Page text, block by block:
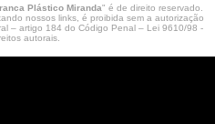
Plástico Miranda" é de direito reservado.
nossos links, é proibida sem a autorização
– artigo 184 do Código Penal – Lei 9610/98 -
autorais